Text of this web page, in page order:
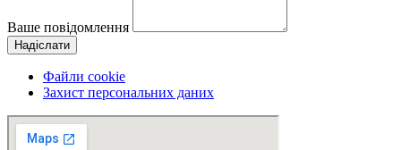
Ваше повідомлення
Надіслати
Файли cookie
Захист персональних даних